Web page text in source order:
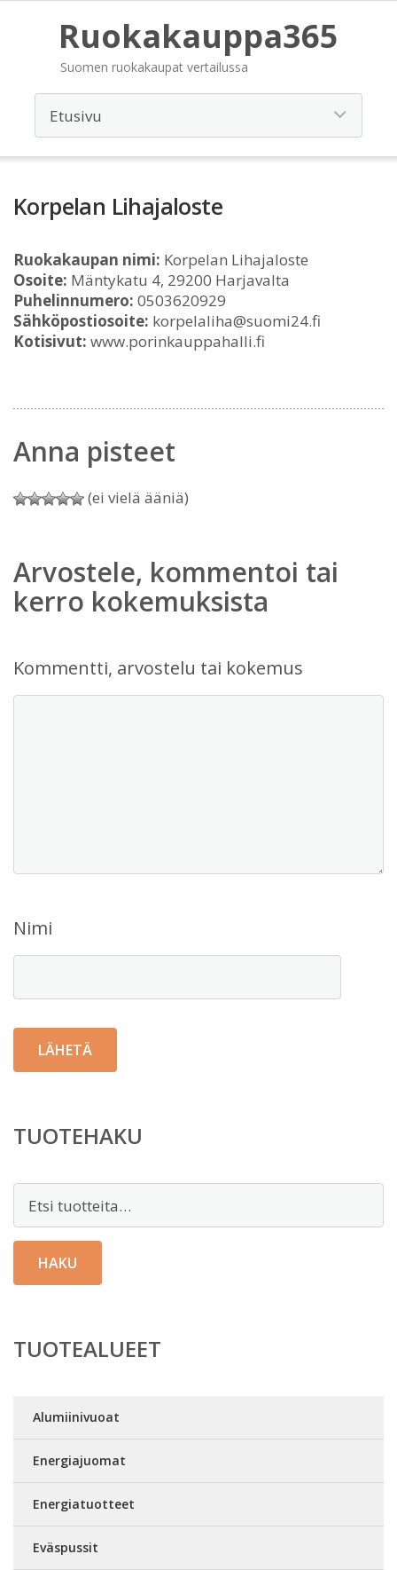
Ruokakauppa365
Suomen ruokakaupat vertailussa
Korpelan Lihajaloste
Ruokakaupan nimi: Korpelan Lihajaloste
Osoite: Mäntykatu 4, 29200 Harjavalta
Puhelinnumero: 0503620929
Sähköpostiosoite: korpelaliha@suomi24.fi
Kotisivut: www.porinkauppahalli.fi
Anna pisteet
(ei vielä ääniä)
Arvostele, kommentoi tai
kerro kokemuksista
Kommentti, arvostelu tai kokemus
Nimi
TUOTEHAKU
HAKU
TUOTEALUEET
Alumiinivuoat
Energiajuomat
Energiatuotteet
Eväspussit